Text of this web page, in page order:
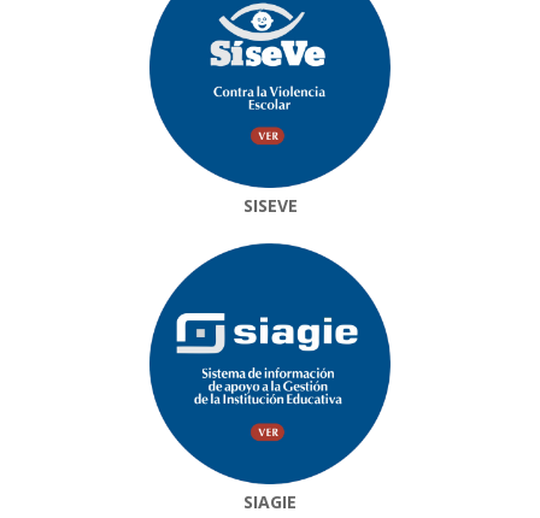
SISEVE
SIAGIE